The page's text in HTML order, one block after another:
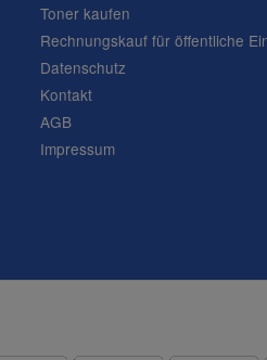
Toner kaufen
Rechnungskauf für öffentliche
Datenschutz
Kontakt
AGB
Impressum